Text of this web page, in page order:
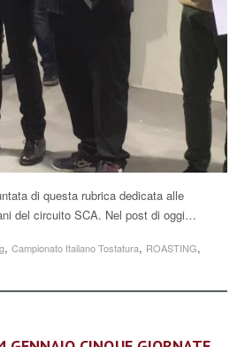
di questa rubrica dedicata alle
del circuito SCA. Nel post di oggi…
, Campionato Italiano Tostatura, ROASTING,